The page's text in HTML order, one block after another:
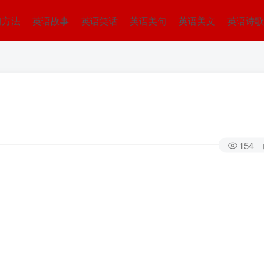
法 英语故事 英语笑话 英语美句 英语美文 英语诗歌
154